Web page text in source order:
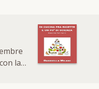
la